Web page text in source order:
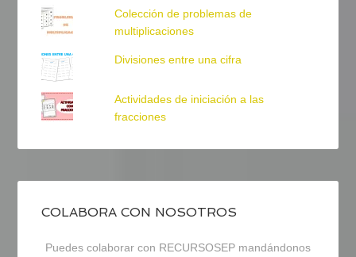
Colección de problemas de
multiplicaciones
Divisiones entre una cifra
Actividades de iniciación a las
fracciones
COLABORA CON NOSOTROS
Puedes colaborar con RECURSOSEP mandándonos